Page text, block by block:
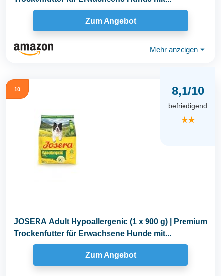
Zum Angebot
Mehr anzeigen ⏷
10 8,1/10
befriedigend
★★
JOSERA Adult Hypoallergenic (1 x 900 g) | Premium
Trockenfutter für Erwachsene Hunde mit...
Zum Angebot